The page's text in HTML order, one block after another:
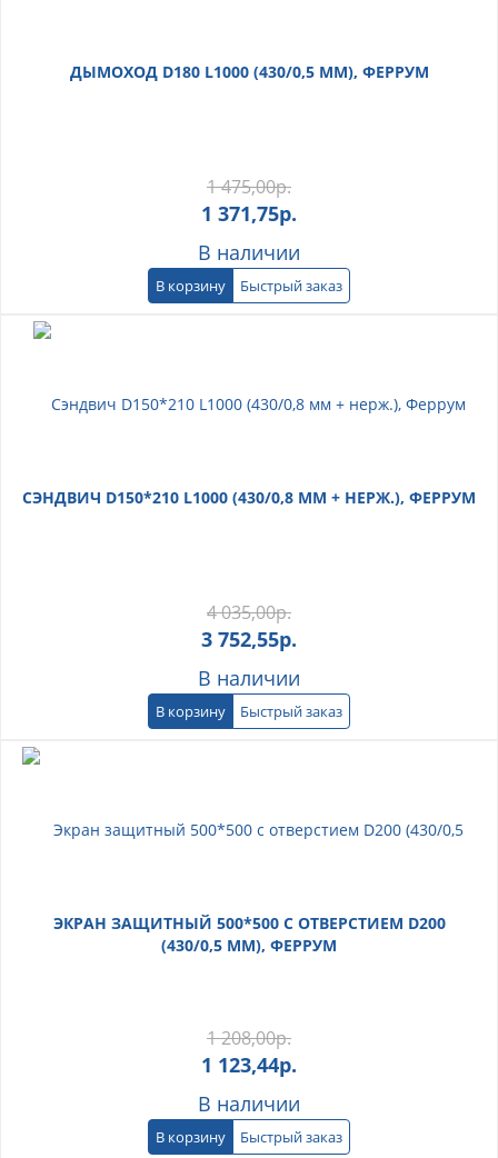
ДЫМОХОД D180 L1000 (430/0,5 ММ), ФЕРРУМ
1 475,00р.
1 371,75р.
В наличии
В корзину Быстрый заказ
СЭНДВИЧ D150*210 L1000 (430/0,8 ММ + НЕРЖ.), ФЕРРУМ
4 035,00р.
3 752,55р.
В наличии
В корзину Быстрый заказ
ЭКРАН ЗАЩИТНЫЙ 500*500 С ОТВЕРСТИЕМ D200
(430/0,5 ММ), ФЕРРУМ
1 208,00р.
1 123,44р.
В наличии
В корзину Быстрый заказ